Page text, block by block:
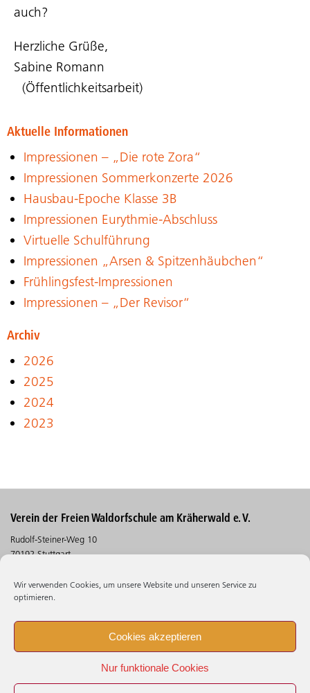
Wir verwenden Cookies, um unsere Website und unseren Service zu
optimieren.
Cookies akzeptieren
Nur funktionale Cookies
auch?
Herzliche Grüße,
Sabine Romann
(Öffentlichkeitsarbeit)
Aktuelle Informationen
Impressionen – „Die rote Zora“
Impressionen Sommerkonzerte 2026
Hausbau-Epoche Klasse 3B
Impressionen Eurythmie-Abschluss
Virtuelle Schulführung
Impressionen „Arsen & Spitzenhäubchen“
Frühlingsfest-Impressionen
Impressionen – „Der Revisor“
Archiv
2026
2025
2024
2023
Verein der Freien Waldorfschule am Kräherwald e. V.
Rudolf-Steiner-Weg 10
70192 Stuttgart
Telefon (0711) 30 5 30 - 530
Telefax (0711) 30 5 30 - 106
Datenschutz